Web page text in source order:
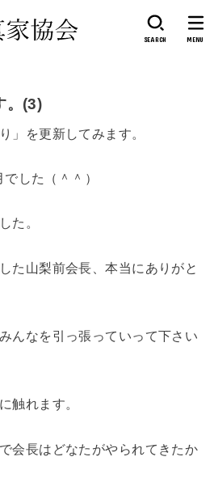
SEARCH MENU
。(3)
」を更新してみます。
した（＾＾）
た。
た山梨前会長、本当にありがと
んなを引っ張っていって下さい
触れます。
会長はどなたがやられてきたか